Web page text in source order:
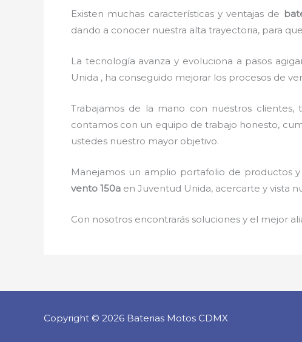
Existen muchas características y ventajas de
dando a conocer nuestra alta trayectoria, para
La tecnología avanza y evoluciona a pasos
Unida , ha conseguido mejorar los procesos de
Trabajamos de la mano con nuestros clientes,
contamos con un equipo de trabajo honesto,
ustedes nuestro mayor objetivo.
Manejamos un amplio portafolio de productos
vento 150a en Juventud Unida, acercarte y vista
Con nosotros encontrarás soluciones y el mejor
Copyright © 2026 Baterias Motos CDMX